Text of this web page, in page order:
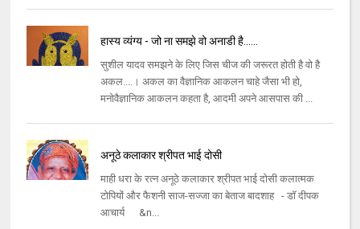
हास्य व्यंग्य - जो ना समझे वो अनाडी है......
सुशील यादव समझने के लिए जिस चीज की जरूरत होती है वो है
अकल....। अकल का वैज्ञानिक आकलन चाहे जैसा भी हो,
मनोवैज्ञानिक आकलन कहता है, आदमी अपने आसपास की ...
अनूठे कलाकार श्रीपत भाई दोसी
माही धरा के रत्न अनूठे कलाकार श्रीपत भाई दोसी कलात्मक
टोपियों और फैशनी साज-सज्जा का बेताज बादशाह - डॉ दीपक
आचार्य &n...